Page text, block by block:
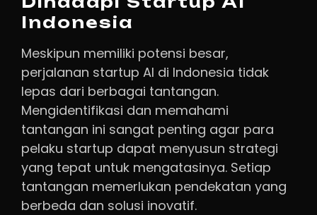
Indonesia
Meskipun memiliki potensi besar,
perjalanan startup AI di Indonesia tidak
lepas dari berbagai tantangan.
Mengidentifikasi dan memahami
tantangan ini sangat penting agar para
pelaku startup dapat menyusun strategi
yang tepat untuk mengatasinya. Setiap
tantangan memerlukan pendekatan yang
berbeda dan solusi inovatif.